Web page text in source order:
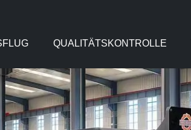
QUALITÄTSKONTROLLE